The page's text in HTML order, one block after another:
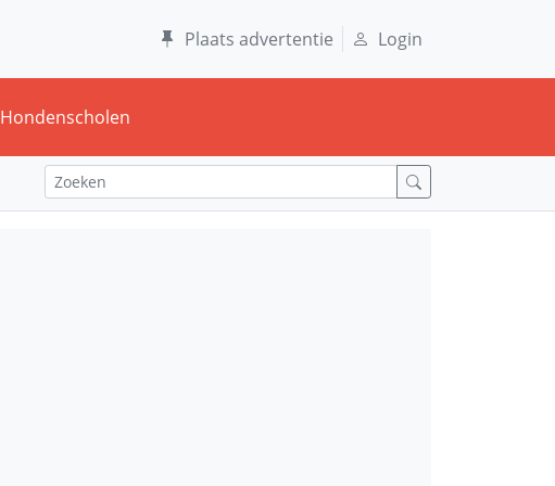
Plaats advertentie Login
Hondenscholen